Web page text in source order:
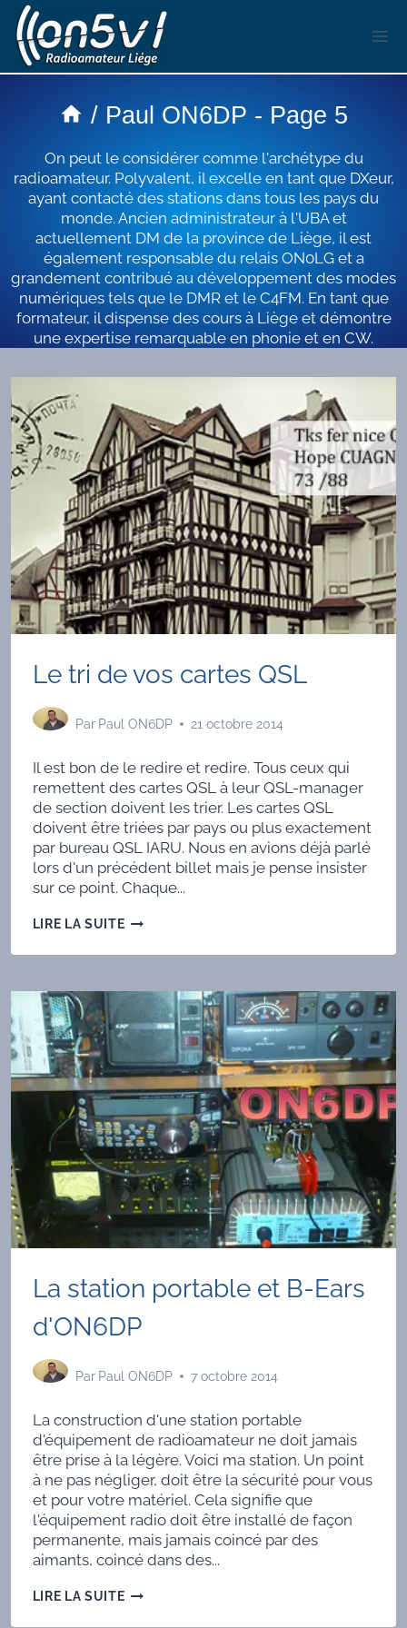
Aller
au
contenu
/ Paul ON6DP - Page 5
On peut le considérer comme l'archétype du
radioamateur. Polyvalent, il excelle en tant que DXeur,
ayant contacté des stations dans tous les pays du
monde. Ancien administrateur à l'UBA et
actuellement DM de la province de Liège, il est
également responsable du relais ON0LG et a
grandement contribué au développement des modes
numériques tels que le DMR et le C4FM. En tant que
formateur, il dispense des cours à Liège et démontre
une expertise remarquable en phonie et en CW.
Le tri de vos cartes QSL
Par Paul ON6DP 21 octobre 2014
Il est bon de le redire et redire. Tous ceux qui
remettent des cartes QSL à leur QSL-manager
de section doivent les trier. Les cartes QSL
doivent être triées par pays ou plus exactement
par bureau QSL IARU. Nous en avions déjà parlé
lors d'un précédent billet mais je pense insister
sur ce point. Chaque...
LIRE LA SUITELE
DE
QSL
La station portable et B-Ears
d'ON6DP
Par Paul ON6DP 7 octobre 2014
La construction d'une station portable
d'équipement de radioamateur ne doit jamais
être prise à la légère. Voici ma station. Un point
à ne pas négliger, doit être la sécurité pour vous
et pour votre matériel. Cela signifie que
l'équipement radio doit être installé de façon
permanente, mais jamais coincé par des
aimants, coincé dans des...
LIRE LA SUITELA